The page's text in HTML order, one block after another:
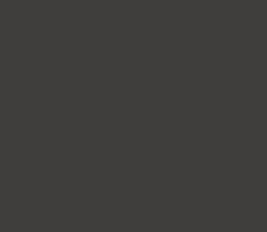
in heel
bereik
dagelijks in
mobiele dekking